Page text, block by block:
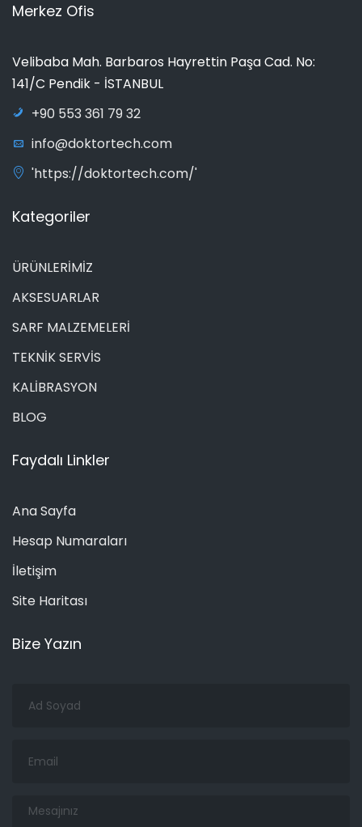
Merkez Ofis
Velibaba Mah. Barbaros Hayrettin Paşa Cad. No:
141/C Pendik - İSTANBUL
+90 553 361 79 32
info@doktortech.com
'https://doktortech.com/'
Kategoriler
ÜRÜNLERİMİZ
AKSESUARLAR
SARF MALZEMELERİ
TEKNİK SERVİS
KALİBRASYON
BLOG
Faydalı Linkler
Ana Sayfa
Hesap Numaraları
İletişim
Site Haritası
Bize Yazın
Soyad
Mesajınız